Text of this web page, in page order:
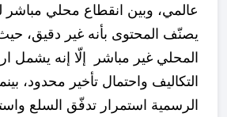
عالمي، وبين انقطاع محلي مباشر
يصنّف المحتوى بأنه غير دقيق، حيث
المحلي غير مباشر إلّا إنه يشمل
التكاليف واحتمال تأخير محدود،
الرسمية استمرار تدفّق السلع